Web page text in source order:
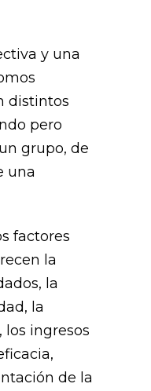
y una
distintos
pero
grupo, de
una
factores
la
la
la
los ingresos
de la